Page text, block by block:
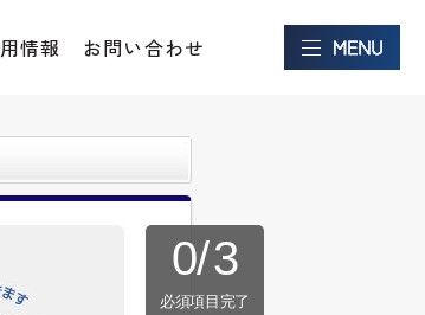
情報 お問い合わせ
0/3
必須項目完了